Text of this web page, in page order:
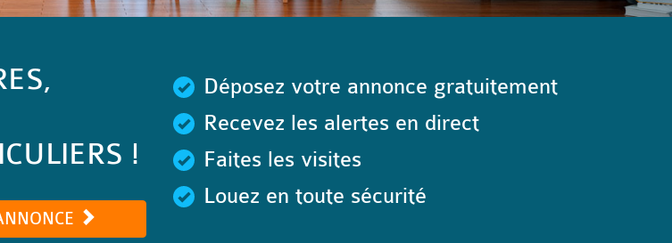
!
Déposez votre annonce gratuitement
Recevez les alertes en direct
Faites les visites
Louez en toute sécurité